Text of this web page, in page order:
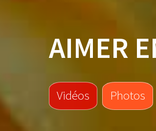
AIMER
Vidéos Photos